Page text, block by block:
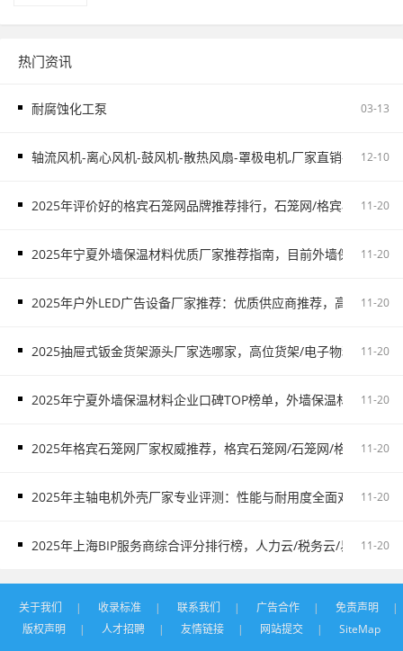
热门资讯
耐腐蚀化工泵 03-13
轴流风机-离心风机-鼓风机-散热风扇-罩极电机,厂家直销-首肯电子
12-10
2025年评价好的格宾石笼网品牌推荐排行，石笼网/格宾石笼网/河
11-20
2025年宁夏外墙保温材料优质厂家推荐指南，目前外墙保温材料
11-20
2025年户外LED广告设备厂家推荐：优质供应商推荐，高铁广告/
11-20
2025抽屉式钣金货架源头厂家选哪家，高位货架/电子物料架/抽
11-20
2025年宁夏外墙保温材料企业口碑TOP榜单，外墙保温材料服务
11-20
2025年格宾石笼网厂家权威推荐，格宾石笼网/石笼网/格宾网厂家
11-20
2025年主轴电机外壳厂家专业评测：性能与耐用度全面对比，主
11-20
2025年上海BIP服务商综合评分排行榜，人力云/税务云/易代账/
11-20
关于我们 | 收录标准 | 联系我们 | 广告合作 | 免责声明
|
版权声明
| 人才招聘 | 友情链接 | 网站提交 | SiteMap